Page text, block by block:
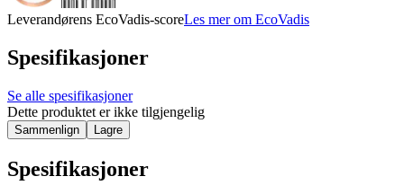
Leverandørens EcoVadis-scoreLes mer om EcoVadis
Spesifikasjoner
Se alle spesifikasjoner
Dette produktet er ikke tilgjengelig
Sammenlign Lagre
Spesifikasjoner